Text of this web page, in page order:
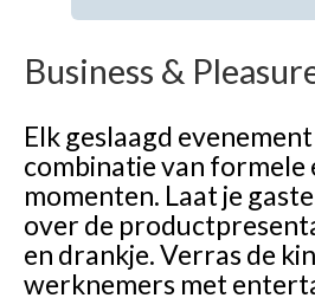
Business &
Elk geslaagd evenement
combinatie van formele
momenten. Laat je
over de
en drankje. Verras de
werknemers met